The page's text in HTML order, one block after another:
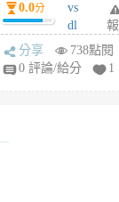
月
前
0.0分
vs
dl
sq
fy
報
分享
738點閱
0 評論/給分
1